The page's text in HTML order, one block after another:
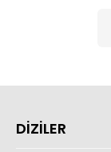
DİZİLER